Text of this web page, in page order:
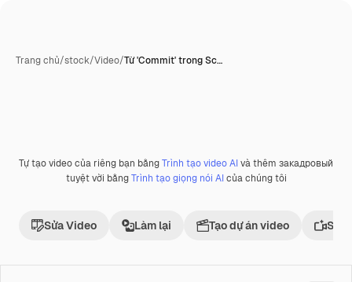
Trang chủ/stock/Video/Từ 'Commit' trong Sc…
Phần thưởng
Tự tạo video của riêng bạn bằngTrình tạo video AIvà thêm закадровый
tuyệt vời bằngTrình tạo giọng nói AIcủa chúng tôi
Sửa Video Làm lại Tạo dự án video Sử